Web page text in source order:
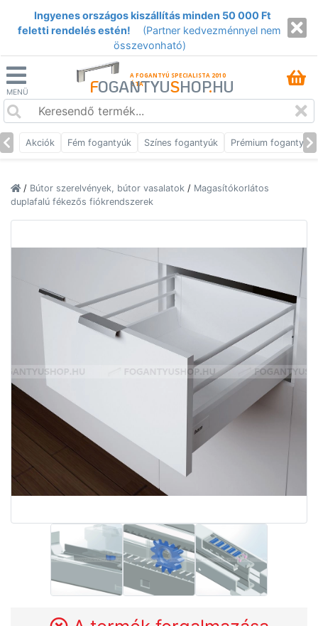
Ingyenes országos kiszállítás minden 50 000 Ft
feletti rendelés estén!
(Partner kedvezménnyel nem
összevonható)
MENÜ
A FOGANTYÚ SPECIALISTA 2010
ÓTA
FOGANTYUSHOP.HU
Akciók Fém fogantyúk Színes fogantyúk Prémium fogantyúk
/ Bútor szerelvények, bútor vasalatok / Magasítókorlátos
duplafalú fékezős fiókrendszerek